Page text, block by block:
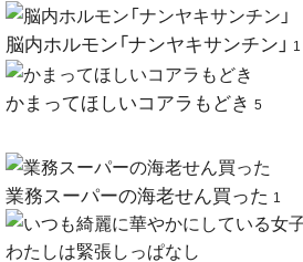
脳内ホルモン「ナンヤキサンチン」 1
かまってほしいコアラもどき 5
業務スーパーの海老せん買った 1